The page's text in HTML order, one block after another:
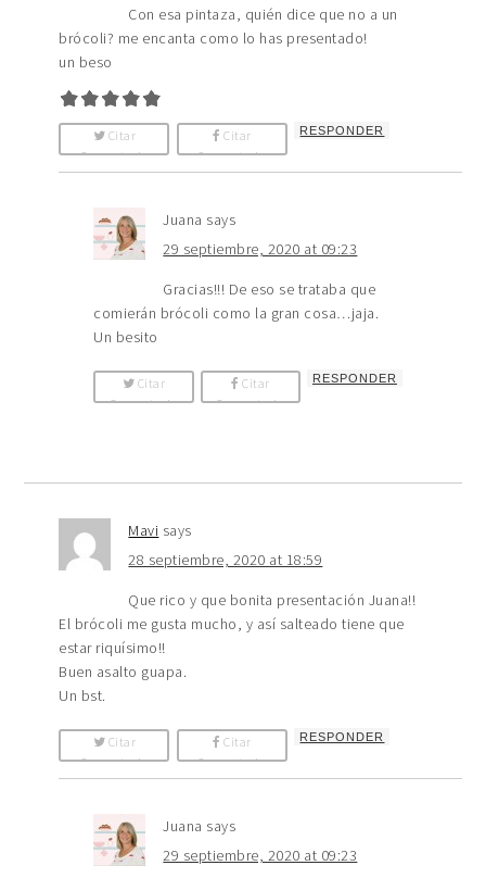
Con esa pintaza, quién dice que no a un
brócoli? me encanta como lo has presentado!
un beso
Citar
Comentario
Citar
Comentario
RESPONDER
Juana says
29 septiembre, 2020 at 09:23
Gracias!!! De eso se trataba que
comierán brócoli como la gran cosa…jaja.
Un besito
Citar
Comentario
Citar
Comentario
RESPONDER
Mavi says
28 septiembre, 2020 at 18:59
Que rico y que bonita presentación Juana!!
El brócoli me gusta mucho, y así salteado tiene que
estar riquísimo!!
Buen asalto guapa.
Un bst.
Citar
Comentario
Citar
Comentario
RESPONDER
Juana says
29 septiembre, 2020 at 09:23